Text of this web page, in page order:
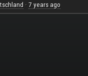
· 7 years ago